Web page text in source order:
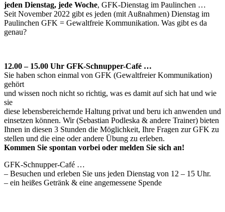
jeden Dienstag, jede Woche, GFK-Dienstag im Paulinchen …
Seit November 2022 gibt es jeden (mit Außnahmen) Dienstag im
Paulinchen GFK = Gewaltfreie Kommunikation. Was gibt es da
genau?
12.00 – 15.00 Uhr GFK-Schnupper-Café …
Sie haben schon einmal von GFK (Gewaltfreier Kommunikation)
gehört
und wissen noch nicht so richtig, was es damit auf sich hat und wie
sie
diese lebensbereichernde Haltung privat und beru ich anwenden und
einsetzen können. Wir (Sebastian Podleska & andere Trainer) bieten
Ihnen in diesen 3 Stunden die Möglichkeit, Ihre Fragen zur GFK zu
stellen und die eine oder andere Übung zu erleben.
Kommen Sie spontan vorbei oder melden Sie sich an!
GFK-Schnupper-Café …
– Besuchen und erleben Sie uns jeden Dienstag von 12 – 15 Uhr.
– ein heißes Getränk & eine angemessene Spende